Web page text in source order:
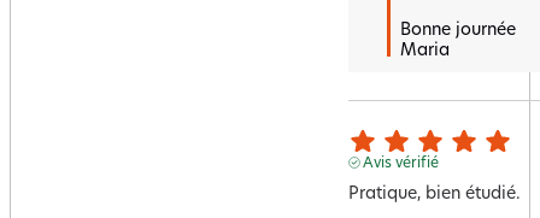
Bonne journée
Maria
Avis vérifié
Pratique, bien étudié.